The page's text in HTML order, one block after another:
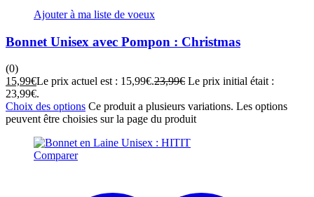
Ajouter à ma liste de voeux
Bonnet Unisex avec Pompon : Christmas
(0)
15,99€Le prix actuel est : 15,99€.23,99€ Le prix initial était :
23,99€.
Choix des options Ce produit a plusieurs variations. Les options
peuvent être choisies sur la page du produit
Comparer